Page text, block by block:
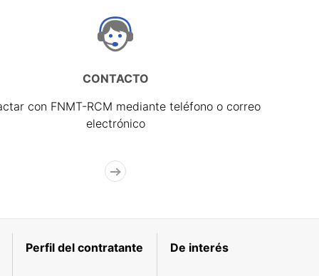
CONTACTO
con FNMT-RCM mediante teléfono o correo
electrónico
Perfil del contratante De interés